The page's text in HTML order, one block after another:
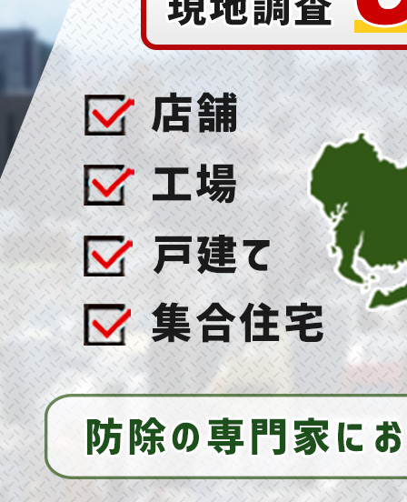
2025/07/16
ハト対策の決定版！ご自宅をハトから守って平和
に保つ秘訣とは！